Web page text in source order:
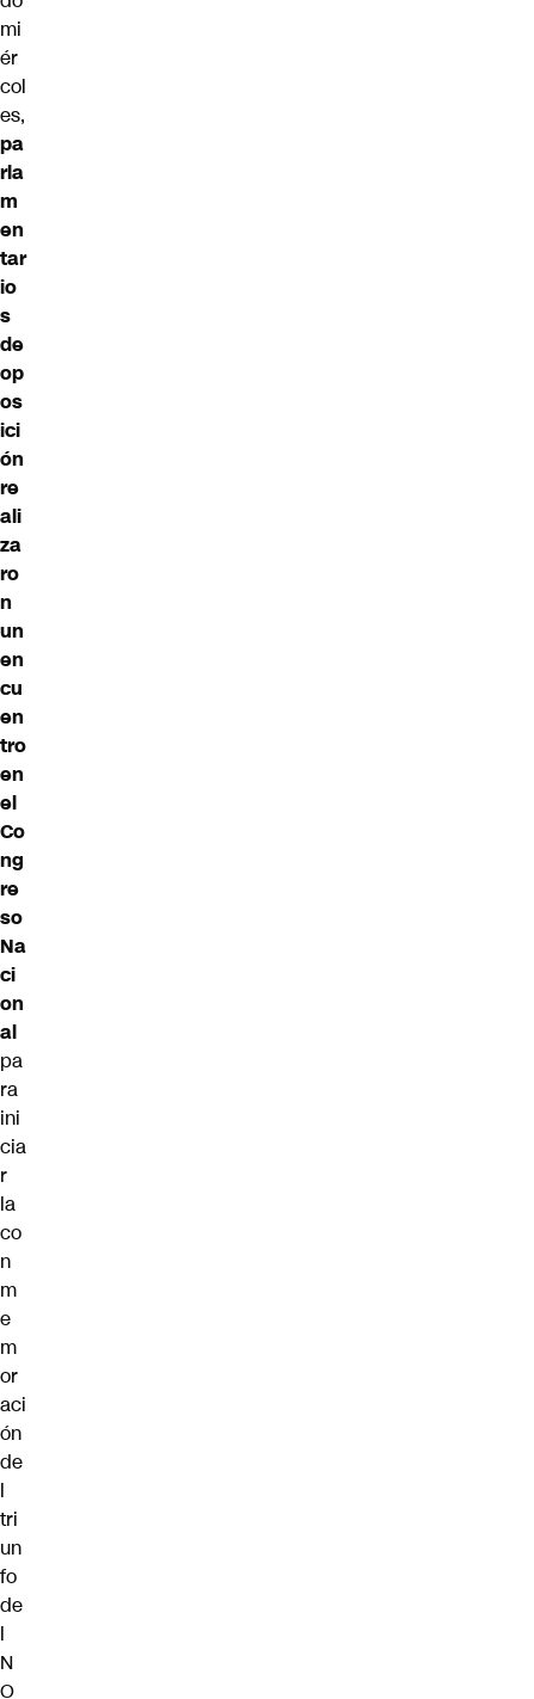
mi
ér
col
es,
pa
rla
m
en
tar
io
s
de
op
os
ici
ón
re
ali
za
ro
n
un
en
cu
en
tro
en
el
Co
ng
re
so
Na
ci
on
al
pa
ra
ini
cia
r
la
co
n
m
e
m
or
aci
ón
de
l
tri
un
fo
de
l
N
O